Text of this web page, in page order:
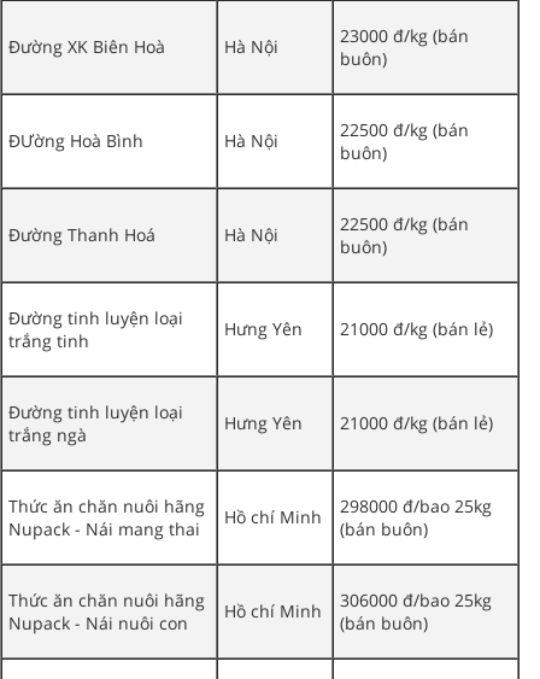
Đường XK Biên Hoà Hà Nội
23000 đ/kg (bán
buôn)
ĐƯờng Hoà Bình Hà Nội
22500 đ/kg (bán
buôn)
Đường Thanh Hoá Hà Nội
22500 đ/kg (bán
buôn)
Đường tinh luyện loại
trắng tinh
Hưng Yên 21000 đ/kg (bán lẻ)
Đường tinh luyện loại
trắng ngà
Hưng Yên 21000 đ/kg (bán lẻ)
Thức ăn chăn nuôi hãng
Nupack - Nái mang thai
Hồ chí Minh
298000 đ/bao 25kg
(bán buôn)
Thức ăn chăn nuôi hãng
Nupack - Nái nuôi con
Hồ chí Minh
306000 đ/bao 25kg
(bán buôn)